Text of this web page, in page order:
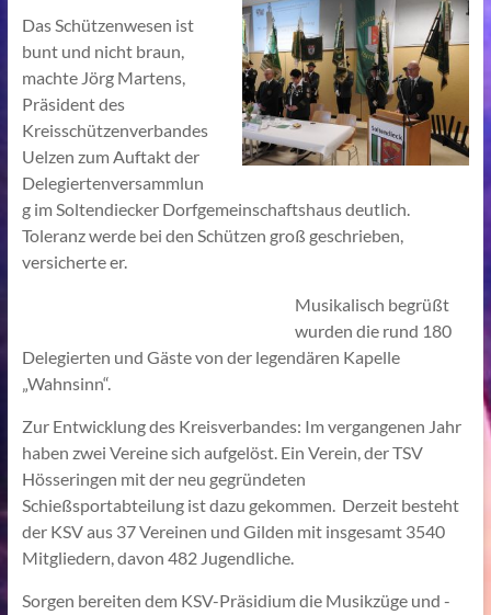
Das Schützenwesen ist
bunt und nicht braun,
machte Jörg Martens,
Präsident des
Kreisschützenverbandes
Uelzen zum Auftakt der
Delegiertenversammlun
g im Soltendiecker Dorfgemeinschaftshaus deutlich.
Toleranz werde bei den Schützen groß geschrieben,
versicherte er.
Musikalisch begrüßt
wurden die rund 180
Delegierten und Gäste von der legendären Kapelle
„Wahnsinn“.
Zur Entwicklung des Kreisverbandes: Im vergangenen Jahr
haben zwei Vereine sich aufgelöst. Ein Verein, der TSV
Hösseringen mit der neu gegründeten
Schießsportabteilung ist dazu gekommen. Derzeit besteht
der KSV aus 37 Vereinen und Gilden mit insgesamt 3540
Mitgliedern, davon 482 Jugendliche.
Sorgen bereiten dem KSV-Präsidium die Musikzüge und -